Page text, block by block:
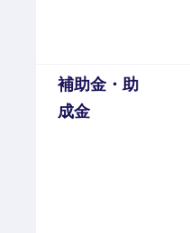
補助金・助
成金